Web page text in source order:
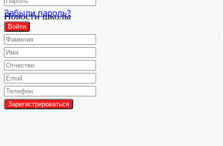
Новости школы
Групповой чат
Забыли пароль?
Войти